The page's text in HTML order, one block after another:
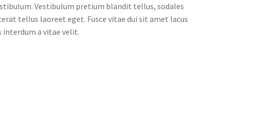
Vestibulum pretium blandit tellus, sodales
tellus laoreet eget. Fusce vitae dui sit amet lacus
interdum a vitae velit.